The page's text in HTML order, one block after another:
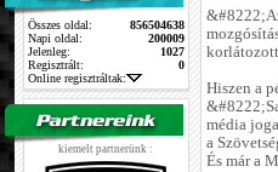
Összes oldal:
856504638
Napi oldal:
200009
Jelenleg:
1027
Regisztrált:
0
Online regisztráltak:
kiemelt partnerünk :
Hiszen a
média
a
És már a